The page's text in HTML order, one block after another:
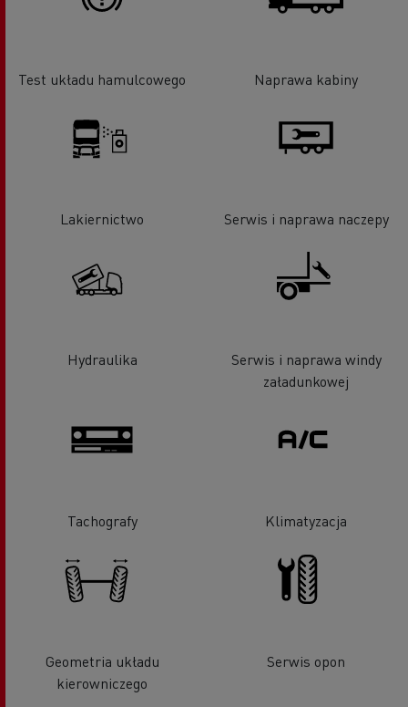
Test układu hamulcowego Naprawa kabiny
Lakiernictwo Serwis i naprawa naczepy
Hydraulika
Serwis i naprawa windy
załadunkowej
Tachografy Klimatyzacja
Geometria układu
kierowniczego
Serwis opon